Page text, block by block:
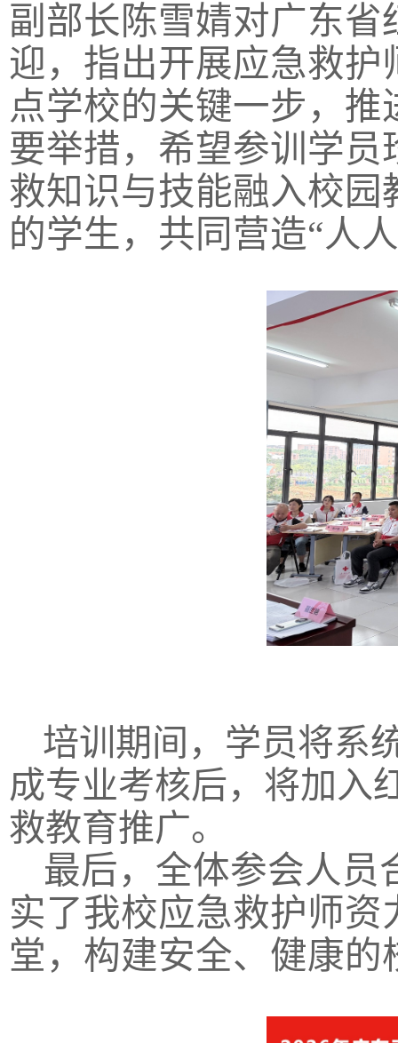
副部长陈雪婧对广东
迎，指出开展应急救
点学校的关键一步，
要举措，希望参训学
救知识与技能融入校
的学生，共同营造“人
培训期间，学员将系
成专业考核后，将加入
救教育推广。
最后，全体参会人员
实了我校应急救护师
堂，构建安全、健康